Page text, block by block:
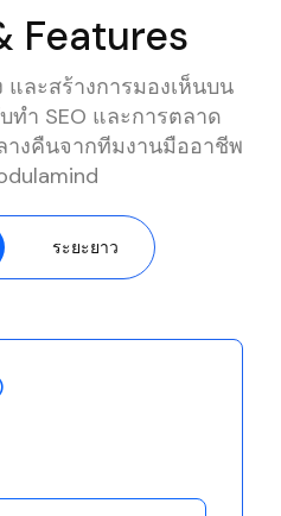
Features
และสร้างการมองเห็นบน
ทำ SEO และการตลาด
งคืนจากทีมงานมืออาชีพ
ระยะยาว